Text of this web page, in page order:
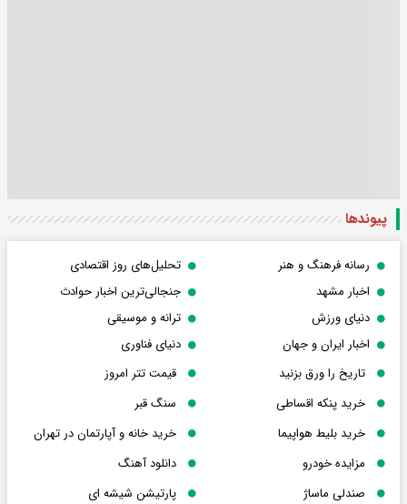
پیوندها
رسانه فرهنگ و هنر
تحلیل‌های روز اقتصادی
اخبار مشهد
جنجالی‌ترین اخبار حوادث
دنیای ورزش
ترانه و موسیقی
اخبار ایران و جهان
دنیای فناوری
تاریخ را ورق بزنید
قیمت تتر امروز
خرید پنکه اقساطی
سنگ قبر
خرید بلیط هواپیما
خرید خانه و آپارتمان در تهران
مزایده خودرو
دانلود آهنگ
صندلی ماساژ
پارتیشن شیشه ای